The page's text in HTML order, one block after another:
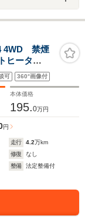
4WD 禁煙
ヒータ
ントロー
リアランス
可 360°画像付
本体価格
195.0万円
円
走行 4.2万km
修復
なし
整備
法定整備付